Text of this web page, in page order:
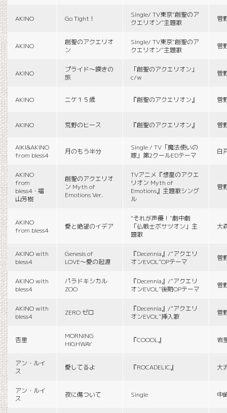
AKINO Go Tight！
Single/ TV東京“創聖のア
クエリオン”主題歌
菅
AKINO
創聖のアクエリオ
ン
Single/ TV東京“創聖のア
クエリオン”主題歌
菅
AKINO
プライド〜嘆きの
旅
「創聖のアクエリオン」
c/w
菅
AKINO ニケ１５歳 『創聖のアクエリオン』 菅
AKINO 荒野のヒース 『創聖のアクエリオン』 菅
AIKI&AKINO
from bless4
月のもう半分
Single / TV「魔法使いの
嫁」第2クールEDテーマ
白
AKINO
from
bless4・福
山芳樹
創聖のアクエリオ
ン Myth of
Emotions Ver.
TVアニメ『想星のアクエ
リオン Myth of
Emotions』主題歌シング
ル
菅
AKINO
from bless4
愛と絶望のイデア
“それが声優！”劇中劇
「仏戦士ボサツオン」主
題歌
大
AKINO with
bless4
Genesis of
LOVE〜愛の起源
『Decennia』/“アクエリ
オンEVOL”OPテーマ
菅
AKINO with
bless4
パラドキシカル
ZOO
『Decennia』/“アクエリ
オンEVOL”後期OPテーマ
菅
AKINO with
bless4
ZERO ゼロ
『Decennia』/“アクエリ
オンEVOL”挿入歌
菅
杏里
MORNING
HIGHWAY
『COOOL』 岩
アン・ルイ
ス
愛してるよ 『ROCADELIC』 大
アン・ルイ
ス
夜に傷ついて Single 中